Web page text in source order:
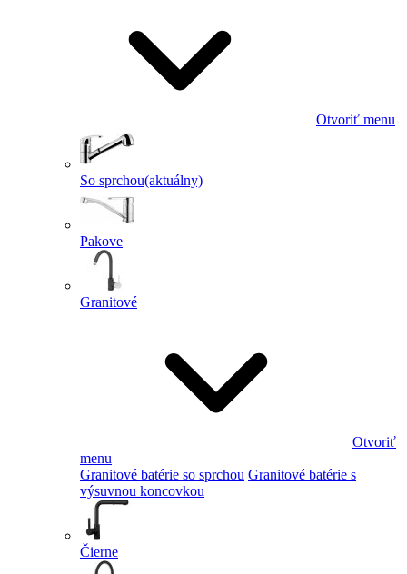
Otvoriť menu
So sprchou(aktuálny)
Pakove
Granitové
Otvoriť
menu
Granitové batérie so sprchou Granitové batérie s
výsuvnou koncovkou
Čierne